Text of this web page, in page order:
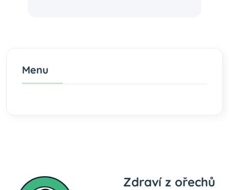
Menu
Zdraví z ořechů